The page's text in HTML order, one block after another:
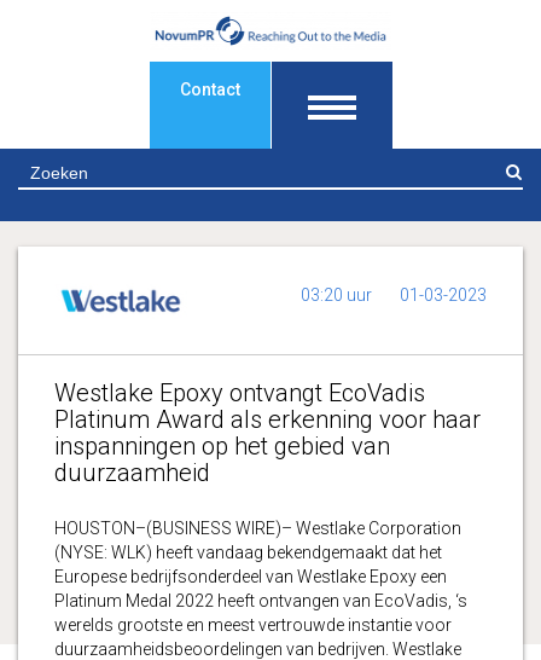
Contact
03:20 uur 01-03-2023
Westlake Epoxy ontvangt EcoVadis
Platinum Award als erkenning voor haar
inspanningen op het gebied van
duurzaamheid
HOUSTON–(BUSINESS WIRE)– Westlake Corporation
(NYSE: WLK) heeft vandaag bekendgemaakt dat het
Europese bedrijfsonderdeel van Westlake Epoxy een
Platinum Medal 2022 heeft ontvangen van EcoVadis, ‘s
werelds grootste en meest vertrouwde instantie voor
duurzaamheidsbeoordelingen van bedrijven. Westlake